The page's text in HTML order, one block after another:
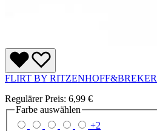
FLIRT BY RITZENHOFF&BREKER
Regulärer Preis: 6,99 €
Farbe auswählen
+2